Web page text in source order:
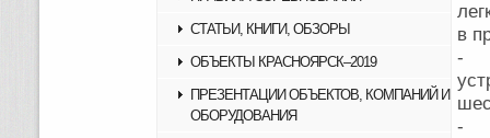
СТАТЬИ, КНИГИ, ОБЗОРЫ
ОБЪЕКТЫ КРАСНОЯРСК–2019
ПРЕЗЕНТАЦИИ ОБЪЕКТОВ, КОМПАНИЙ И
ОБОРУДОВАНИЯ
в
- В
-